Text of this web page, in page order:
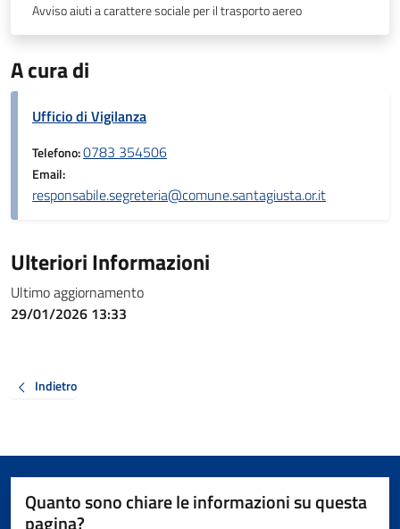
Avviso aiuti a carattere sociale per il trasporto aereo
A cura di
Ufficio di Vigilanza
Telefono:0783 354506
Email:
responsabile.segreteria@comune.santagiusta.or.it
Ulteriori Informazioni
Ultimo aggiornamento
29/01/2026 13:33
Indietro
Quanto sono chiare le informazioni su questa
pagina?